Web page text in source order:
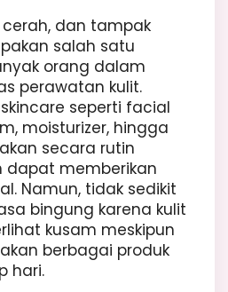
dan tampak
salah satu
orang dalam
perawatan kulit.
seperti facial
moisturizer, hingga
secara rutin
dapat memberikan
Namun, tidak sedikit
bingung karena kulit
kusam meskipun
berbagai produk
hari.